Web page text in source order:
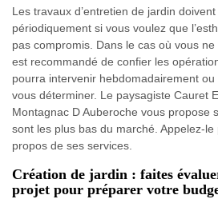
Les travaux d’entretien de jardin
périodiquement si vous voulez que
pas compromis. Dans le cas où vous
est recommandé de confier les
pourra intervenir hebdomadairement
vous déterminer. Le paysagiste Cauret
Montagnac D Auberoche vous propose
sont les plus bas du marché. Appelez-
propos de ses services.
Création de jardin : faites
projet pour préparer votre